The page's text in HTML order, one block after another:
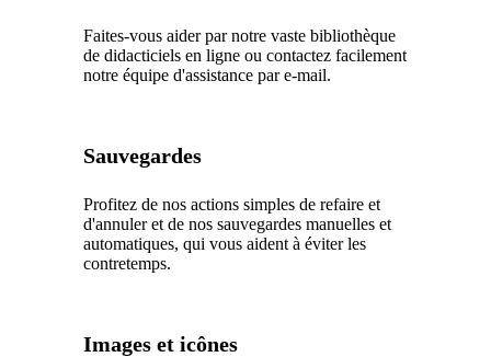
Faites-vous aider par notre vaste bibliothèque
de didacticiels en ligne ou contactez facilement
notre équipe d'assistance par e-mail.
Sauvegardes
Profitez de nos actions simples de refaire et
d'annuler et de nos sauvegardes manuelles et
automatiques, qui vous aident à éviter les
contretemps.
Images et icônes